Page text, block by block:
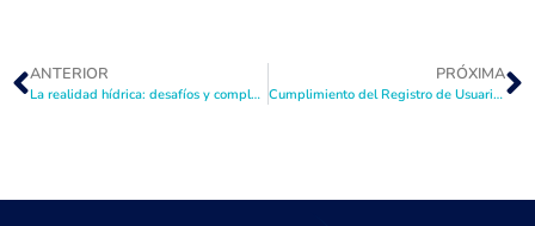
ANTERIOR
La realidad hídrica: desafíos y complejidades en la cuenca
PRÓXIMA
Cumplimiento del Registro de Usuarios: Envío Obligatorio Antes del 31 de Diciembre 2024